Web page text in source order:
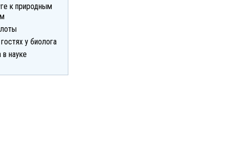
к природным
у биолога
в науке